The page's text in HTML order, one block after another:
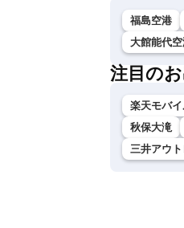
福島空港
大館能代空
注目の
楽天モバ
秋保大滝
三井アウ